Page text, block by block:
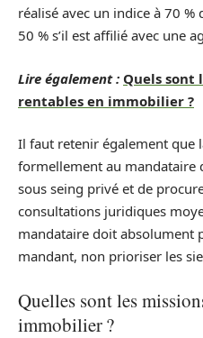
réalisé avec un indice à 70
50 % s’il est affilié avec une
Lire également : Quels sont
rentables en immobilier ?
Il faut retenir également que
formellement au mandataire
sous seing privé et de
consultations juridiques
mandataire doit absolument
mandant, non prioriser les
Quelles sont les
immobilier ?